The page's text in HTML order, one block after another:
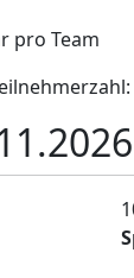
pro Team